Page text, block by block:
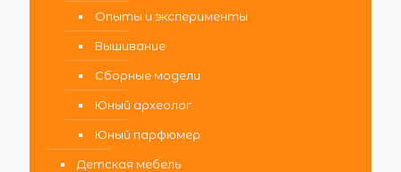
Опыты и эксперименты
Вышивание
Сборные модели
Юный археолог
Юный парфюмер
Детская мебель